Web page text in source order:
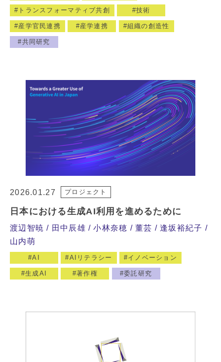
トランスフォーマティブ共創 技術
産学官民連携 産学連携 組織の創造性
共同研究
2026.01.27 プロジェクト
日本における生成AI利用を進めるために
渡辺智暁 田中辰雄 小林奈穂 董芸
逢坂裕紀子
山内萌
AI AIリテラシー イノベーション
生成AI 著作権 委託研究